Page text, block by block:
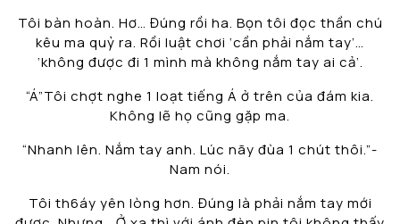
Tôi bàn hoàn. Hơ… Đúng rồi ha. Bọn tôi đọc thần chú
kêu ma quỷ ra. Rồi luật chơi ‘cần phải nắm tay’…
‘không được đi 1 mình mà không nắm tay ai cả’.
“Á”Tôi chợt nghe 1 loạt tiếng Á ở trên của đám kia.
Không lẽ họ cũng gặp ma.
“Nhanh lên. Nắm tay anh. Lúc nãy đùa 1 chút thôi.”-
Nam nói.
Tôi th6áy yên lòng hơn. Đúng là phải nắm tay mới